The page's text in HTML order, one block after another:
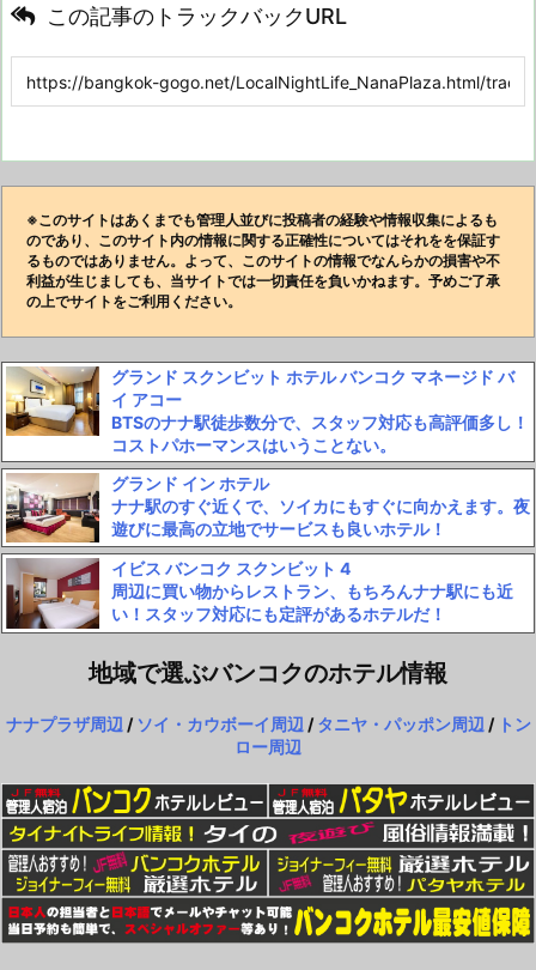
この記事のトラックバックURL
※このサイトはあくまでも管理人並びに投稿者の経験や情報収集によるも
のであり、このサイト内の情報に関する正確性についてはそれをを保証す
るものではありません。よって、このサイトの情報でなんらかの損害や不
利益が生じましても、当サイトでは一切責任を負いかねます。予めご了承
の上でサイトをご利用ください。
グランド スクンビット ホテル バンコク マネージド バ
イ アコー
BTSのナナ駅徒歩数分で、スタッフ対応も高評価多し！
コストパホーマンスはいうことない。
グランド イン ホテル
ナナ駅のすぐ近くで、ソイカにもすぐに向かえます。夜
遊びに最高の立地でサービスも良いホテル！
イビス バンコク スクンビット 4
周辺に買い物からレストラン、もちろんナナ駅にも近
い！スタッフ対応にも定評があるホテルだ！
地域で選ぶバンコクのホテル情報
ナナプラザ周辺 / ソイ・カウボーイ周辺 /タニヤ・パッポン周辺 / トン
ロー周辺